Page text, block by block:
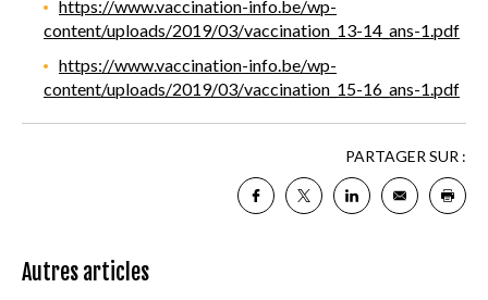
https://www.vaccination-info.be/wp-
content/uploads/2019/03/vaccination_13-14_ans-1.pdf
https://www.vaccination-info.be/wp-
content/uploads/2019/03/vaccination_15-16_ans-1.pdf
PARTAGER SUR :
Autres articles